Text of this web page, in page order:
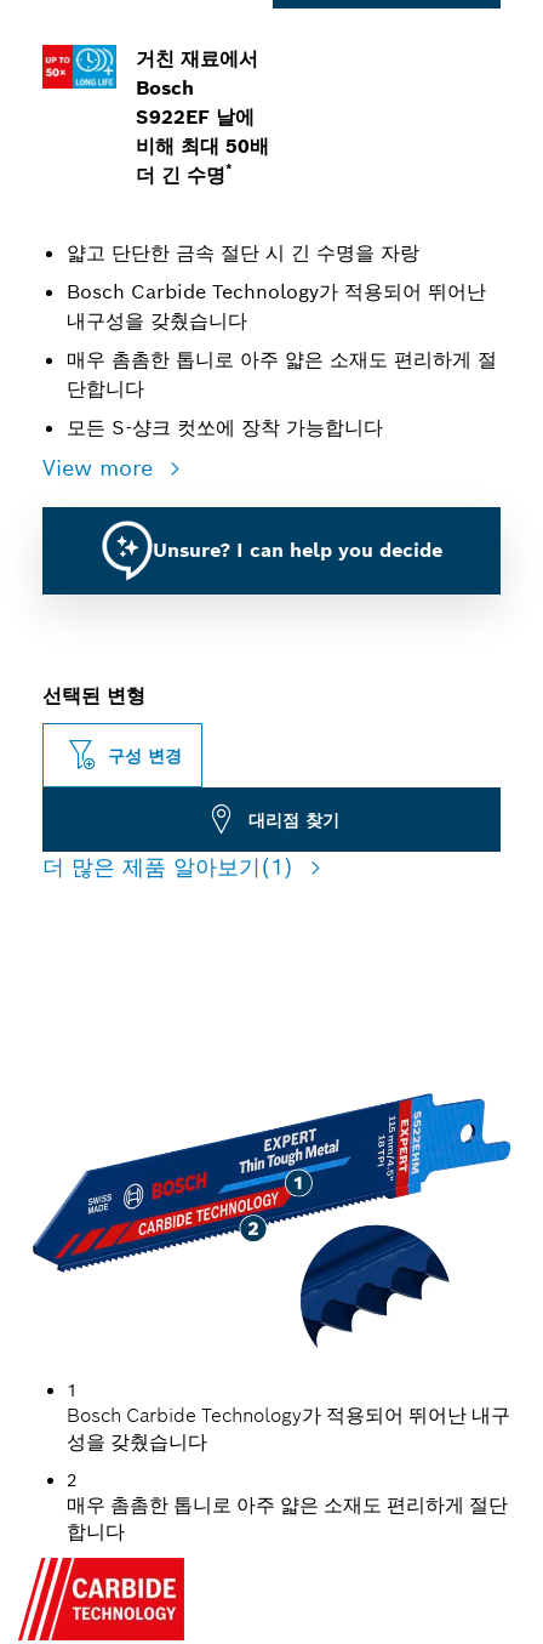
거친 재료에서
Bosch
S922EF 날에
비해 최대 50배
더 긴 수명*
얇고 단단한 금속 절단 시 긴 수명을 자랑
Bosch Carbide Technology가 적용되어 뛰어난
내구성을 갖췄습니다
매우 촘촘한 톱니로 아주 얇은 소재도 편리하게 절
단합니다
모든 S-샹크 컷쏘에 장착 가능합니다
View more
Unsure? I can help you decide
선택된 변형
구성 변경
대리점 찾기
더 많은 제품 알아보기(1)
1
Bosch Carbide Technology가 적용되어 뛰어난 내구
성을 갖췄습니다
2
매우 촘촘한 톱니로 아주 얇은 소재도 편리하게 절단
합니다